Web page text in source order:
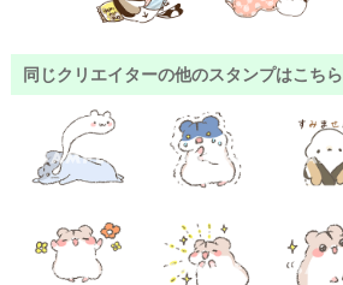
同じクリエイターの他のスタンプはこちら